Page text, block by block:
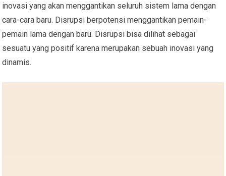
inovasi yang akan menggantikan seluruh sistem lama dengan
cara-cara baru. Disrupsi berpotensi menggantikan pemain-
pemain lama dengan baru. Disrupsi bisa dilihat sebagai
sesuatu yang positif karena merupakan sebuah inovasi yang
dinamis.